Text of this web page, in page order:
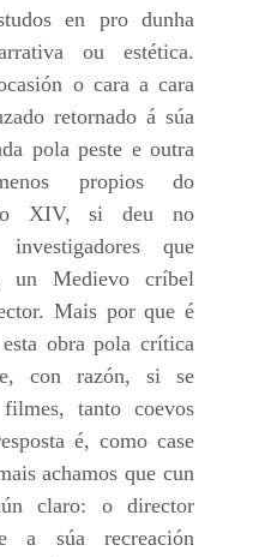
en pro dunha
ou estética.
o cara a cara
retornado á súa
pola peste e outra
propios do
XIV, si deu no
que
un Medievo críbel
Mais por que é
obra pola crítica
con razón, si se
tanto coevos
é, como case
achamos que cun
claro: o director
a súa recreación